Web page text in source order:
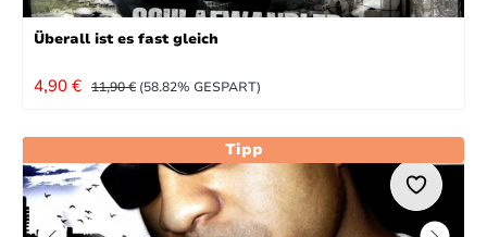
Überall ist es fast gleich
VERKAUFSPREIS:
4,90 € REGULÄRER PREIS:
11,90 € (58.82% GESPART)
Tipp